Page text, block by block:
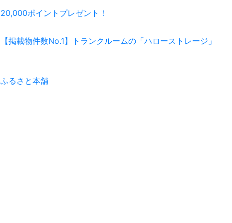
20,000ポイントプレゼント！
【掲載物件数No.1】トランクルームの「ハローストレージ」
ふるさと本舗